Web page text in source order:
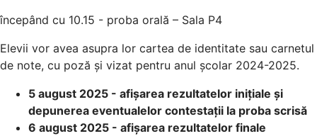
începând cu 10.15 - proba orală – Sala P4
Elevii vor avea asupra lor cartea de identitate sau carnetul
de note, cu poză și vizat pentru anul școlar 2024-2025.
5 august 2025 - afișarea rezultatelor inițiale și
depunerea eventualelor contestații la proba scrisă
6 august 2025 - afișarea rezultatelor finale